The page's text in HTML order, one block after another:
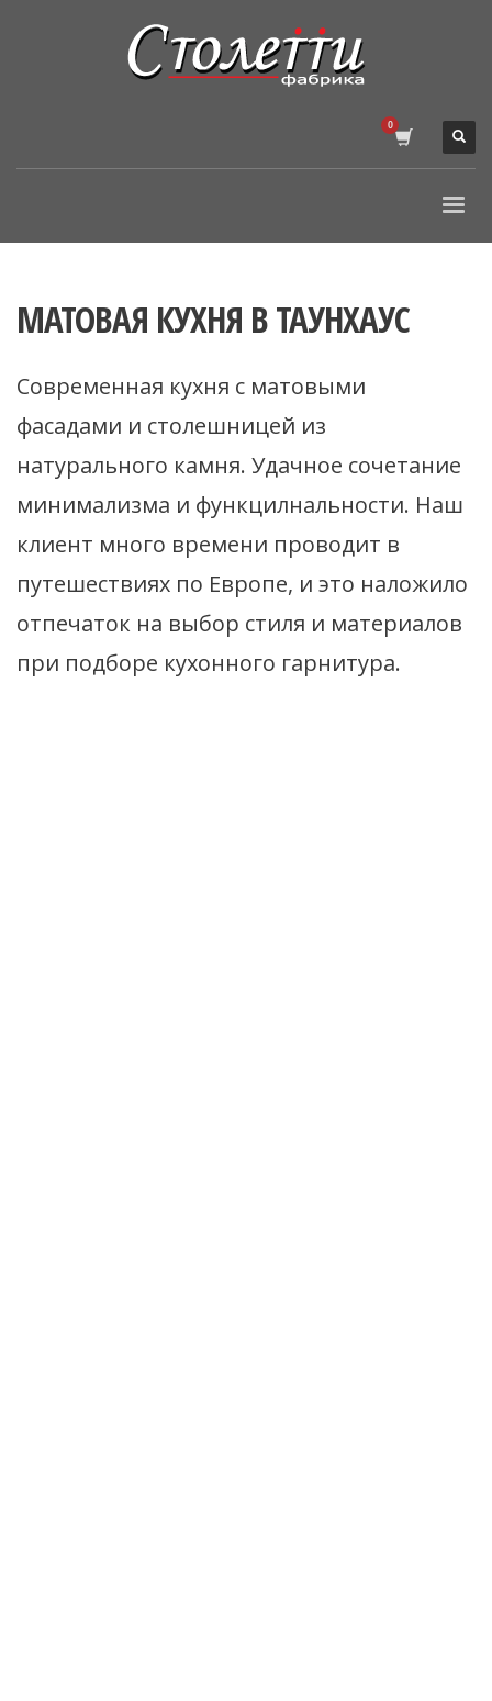
МАТОВАЯ КУХНЯ В ТАУНХАУС
Современная кухня с матовыми
фасадами и столешницей из
натурального камня. Удачное сочетание
минимализма и функцилнальности. Наш
клиент много времени проводит в
путешествиях по Европе, и это наложило
отпечаток на выбор стиля и материалов
при подборе кухонного гарнитура.